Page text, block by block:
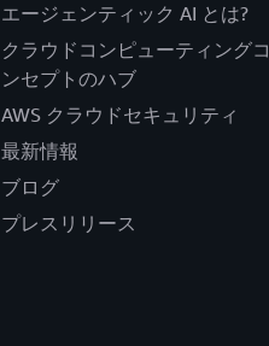
エージェンティック AI とは?
クラウドコンピューティングコ
ンセプトのハブ
AWS クラウドセキュリティ
最新情報
ブログ
プレスリリース